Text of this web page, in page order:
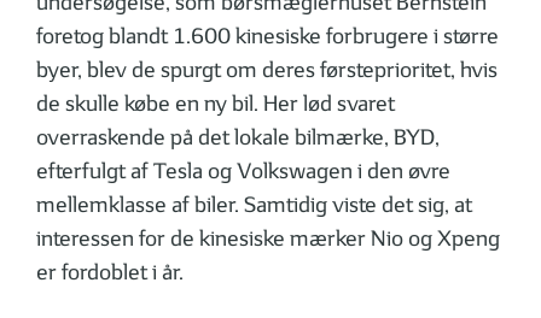
foretog blandt 1.600 kinesiske forbrugere i større
byer, blev de spurgt om deres førsteprioritet, hvis
de skulle købe en ny bil. Her lød svaret
overraskende på det lokale bilmærke, BYD,
efterfulgt af Tesla og Volkswagen i den øvre
mellemklasse af biler. Samtidig viste det sig, at
interessen for de kinesiske mærker Nio og Xpeng
er fordoblet i år.